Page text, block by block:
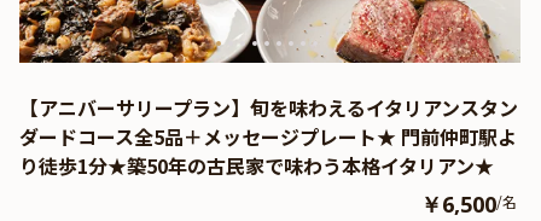
【アニバーサリープラン】旬を味わえるイタリアンスタン
ダードコース全5品＋メッセージプレート★ 門前仲町駅よ
り徒歩1分★築50年の古民家で味わう本格イタリアン★
￥6,500/名